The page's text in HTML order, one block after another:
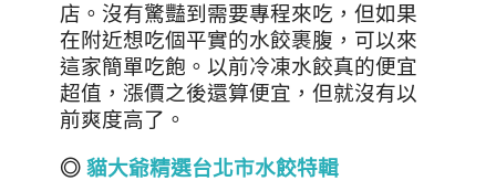
店。沒有驚豔到需要專程來吃，但如果
在附近想吃個平實的水餃裹腹，可以來
這家簡單吃飽。以前冷凍水餃真的便宜
超值，漲價之後還算便宜，但就沒有以
前爽度高了。
◎ 貓大爺精選台北市水餃特輯